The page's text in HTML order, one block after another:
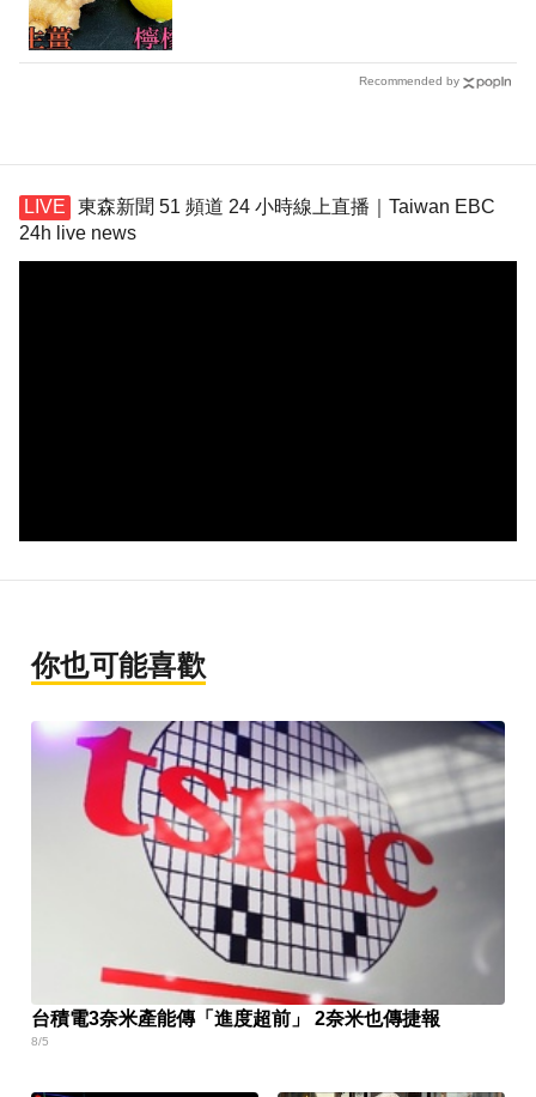
Recommended by
東森新聞 51 頻道 24 小時線上直播｜Taiwan EBC
24h live news
你也可能喜歡
台積電3奈米產能傳「進度超前」 2奈米也傳捷報
8/5